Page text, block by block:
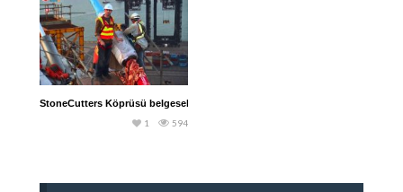
StoneCutters Köprüsü belgeseli
594
1